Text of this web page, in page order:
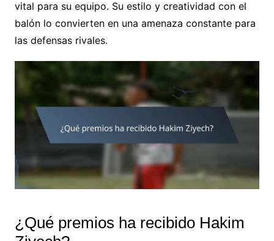
vital para su equipo. Su estilo y creatividad con el
balón lo convierten en una amenaza constante para
las defensas rivales.
¿Qué premios ha recibido Hakim